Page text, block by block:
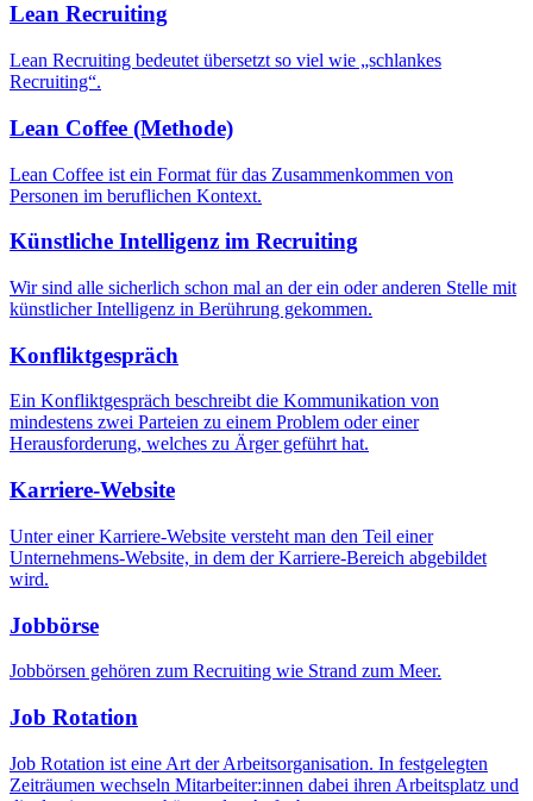
Lean Recruiting
Lean Recruiting bedeutet übersetzt so viel wie „schlankes
Recruiting“.
Lean Coffee (Methode)
Lean Coffee ist ein Format für das Zusammenkommen von
Personen im beruflichen Kontext.
Künstliche Intelligenz im Recruiting
Wir sind alle sicherlich schon mal an der ein oder anderen Stelle mit
künstlicher Intelligenz in Berührung gekommen.
Konfliktgespräch
Ein Konfliktgespräch beschreibt die Kommunikation von
mindestens zwei Parteien zu einem Problem oder einer
Herausforderung, welches zu Ärger geführt hat.
Karriere-Website
Unter einer Karriere-Website versteht man den Teil einer
Unternehmens-Website, in dem der Karriere-Bereich abgebildet
wird.
Jobbörse
Jobbörsen gehören zum Recruiting wie Strand zum Meer.
Job Rotation
Job Rotation ist eine Art der Arbeitsorganisation. In festgelegten
Zeiträumen wechseln Mitarbeiter:innen dabei ihren Arbeitsplatz und